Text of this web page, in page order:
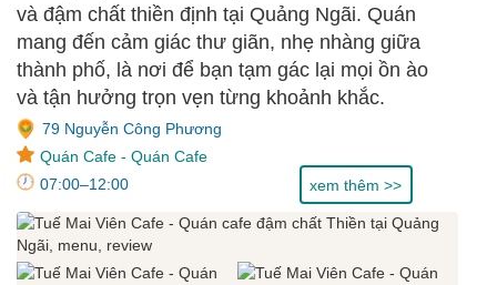
và đậm chất thiền định tại Quảng Ngãi. Quán
mang đến cảm giác thư giãn, nhẹ nhàng giữa
thành phố, là nơi để bạn tạm gác lại mọi ồn ào
và tận hưởng trọn vẹn từng khoảnh khắc.
79 Nguyễn Công Phương
Quán Cafe - Quán Cafe
07:00–12:00
xem thêm >>